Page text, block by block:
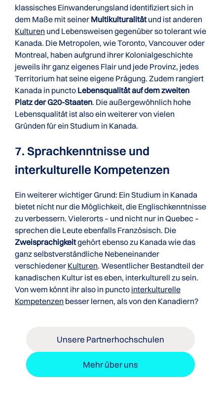
klassisches Einwanderungsland identifiziert sich in
dem Maße mit seiner Multikulturalitätund ist anderen
Kulturen und Lebensweisen gegenüber so tolerant wie
Kanada. Die Metropolen, wie Toronto, Vancouver oder
Montreal, haben aufgrund ihrer Kolonialgeschichte
jeweils ihr ganz eigenes Flair und jede Provinz, jedes
Territorium hat seine eigene Prägung. Zudem rangiert
Kanada in puncto Lebensqualität auf dem zweiten
Platz der G20-Staaten. Die außergewöhnlich hohe
Lebensqualität ist also ein weiterer von vielen
Gründen für ein Studium in Kanada.
7. Sprachkenntnisse und
interkulturelle Kompetenzen
Ein weiterer wichtiger Grund: Ein Studium in Kanada
bietet nicht nur die Möglichkeit, die Englischkenntnisse
zu verbessern. Vielerorts – und nicht nur in Quebec –
sprechen die Leute ebenfalls Französisch. Die
Zweisprachigkeitgehört ebenso zu Kanada wie das
ganz selbstverständliche Nebeneinander
verschiedener Kulturen. Wesentlicher Bestandteil der
kanadischen Kultur ist es eben, interkulturell zu sein.
Von wem könnt ihr also in puncto interkulturelle
Kompetenzen besser lernen, als von den Kanadiern?
Unsere Partnerhochschulen
Mehr über uns